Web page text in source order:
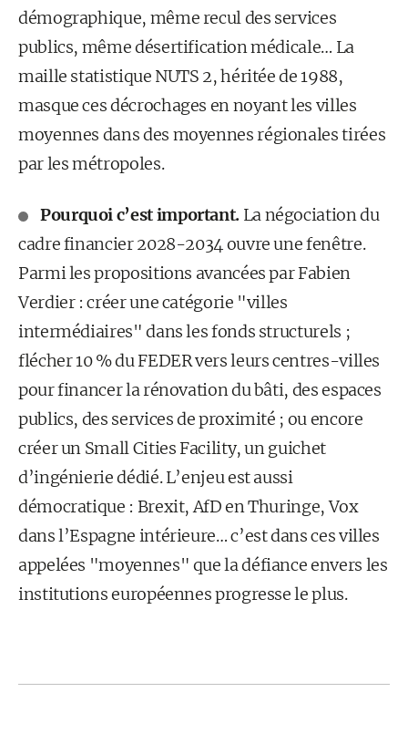
démographique, même recul des services
publics, même désertification médicale… La
maille statistique NUTS 2, héritée de 1988,
masque ces décrochages en noyant les villes
moyennes dans des moyennes régionales tirées
par les métropoles.
Pourquoi c’est important. La négociation du
cadre financier 2028-2034 ouvre une fenêtre.
Parmi les propositions avancées par Fabien
Verdier : créer une catégorie "villes
intermédiaires" dans les fonds structurels ;
flécher 10 % du FEDER vers leurs centres-villes
pour financer la rénovation du bâti, des espaces
publics, des services de proximité ; ou encore
créer un Small Cities Facility, un guichet
d’ingénierie dédié. L’enjeu est aussi
démocratique : Brexit, AfD en Thuringe, Vox
dans l’Espagne intérieure… c’est dans ces villes
appelées "moyennes" que la défiance envers les
institutions européennes progresse le plus.